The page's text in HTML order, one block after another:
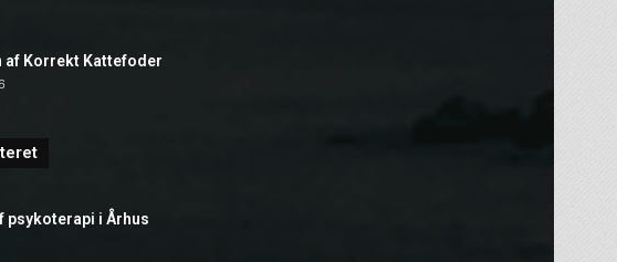
af Korrekt Kattefoder
psykoterapi i Århus